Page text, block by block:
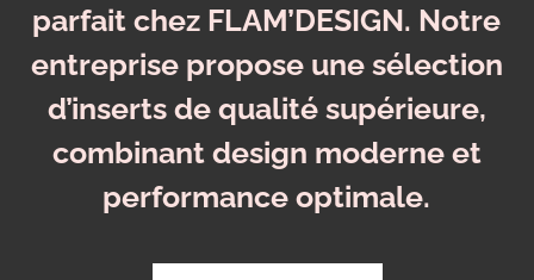
parfait chez FLAM’DESIGN. Notre
entreprise propose une sélection
d’inserts de qualité supérieure,
combinant design moderne et
performance optimale.